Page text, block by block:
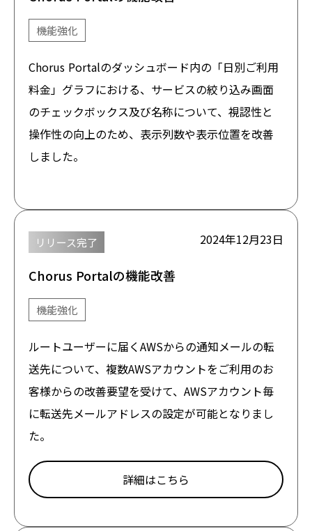
機能強化
Chorus Portalのダッシュボード内の「日別ご利用
料金」グラフにおける、サービスの絞り込み画面
のチェックボックス及び名称について、視認性と
操作性の向上のため、表示列数や表示位置を改善
しました。
リリース完了 2024年12月23日
Chorus Portalの機能改善
機能強化
ルートユーザーに届くAWSからの通知メールの転
送先について、複数AWSアカウントをご利用のお
客様からの改善要望を受けて、AWSアカウント毎
に転送先メールアドレスの設定が可能となりまし
た。
詳細はこちら